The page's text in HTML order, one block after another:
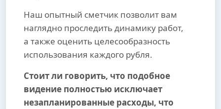
Наш опытный сметчик позволит вам
наглядно проследить динамику работ,
а также оценить целесообразность
использования каждого рубля.
Стоит ли говорить, что подобное
видение полностью исключает
незапланированные расходы, что